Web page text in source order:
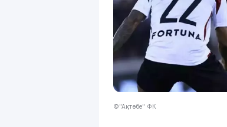
©"Ақтөбе" ФК